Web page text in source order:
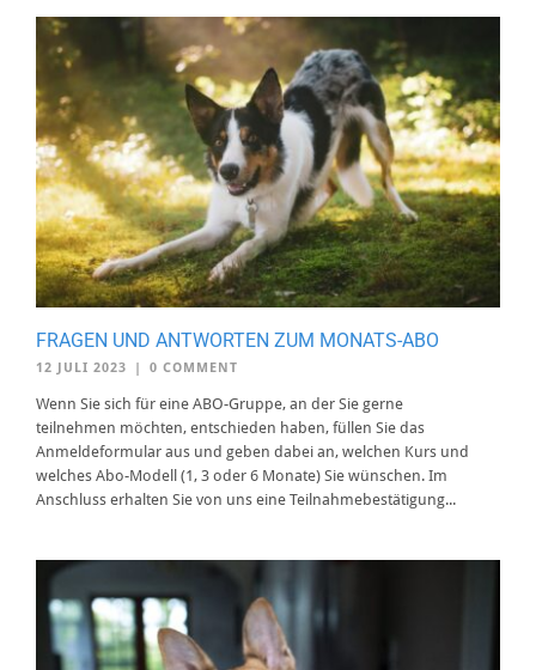
FRAGEN UND ANTWORTEN ZUM MONATS-ABO
12 JULI 2023 | 0 COMMENT
Wenn Sie sich für eine ABO-Gruppe, an der Sie gerne
teilnehmen möchten, entschieden haben, füllen Sie das
Anmeldeformular aus und geben dabei an, welchen Kurs und
welches Abo-Modell (1, 3 oder 6 Monate) Sie wünschen. Im
Anschluss erhalten Sie von uns eine Teilnahmebestätigung...